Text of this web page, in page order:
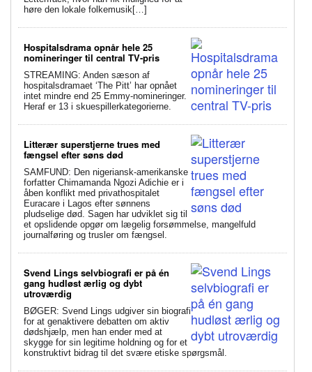
høre den lokale folkemusik[…]
Hospitalsdrama opnår hele 25
nomineringer til central TV-pris
STREAMING: Anden sæson af
hospitalsdramaet ‘The Pitt’ har opnået
intet mindre end 25 Emmy-nomineringer.
Heraf er 13 i skuespillerkategorierne.
Litterær superstjerne trues med
fængsel efter søns død
SAMFUND: Den nigeriansk-amerikanske
forfatter Chimamanda Ngozi Adichie er i
åben konflikt med privathospitalet
Euracare i Lagos efter sønnens
pludselige død. Sagen har udviklet sig til
et opslidende opgør om lægelig forsømmelse, mangelfuld
journalføring og trusler om fængsel.
Svend Lings selvbiografi er på én
gang hudløst ærlig og dybt
utroværdig
BØGER: Svend Lings udgiver sin biografi
for at genaktivere debatten om aktiv
dødshjælp, men han ender med at
skygge for sin legitime holdning og for et
konstruktivt bidrag til det svære etiske spørgsmål.